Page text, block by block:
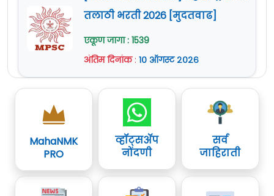
तलाठी भरती 2026 [मुदतवाढ]
एकूण जागा : 1539
अंतिम दिनांक : १० ऑगस्ट २०२६
MahaNMK
PRO
व्हॉट्सॲप
नोंदणी
सर्व
जाहिराती